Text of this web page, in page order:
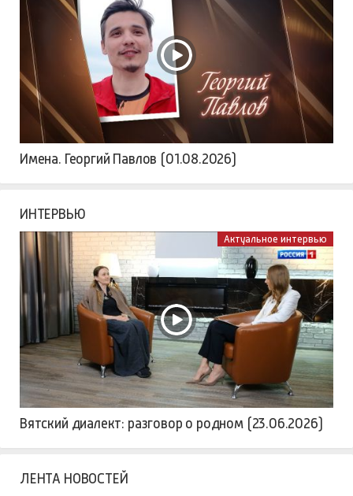
Имена. Георгий Павлов (01.08.2026)
ИНТЕРВЬЮ
Актуальное интервью
Вятский диалект: разговор о родном (23.06.2026)
ЛЕНТА НОВОСТЕЙ